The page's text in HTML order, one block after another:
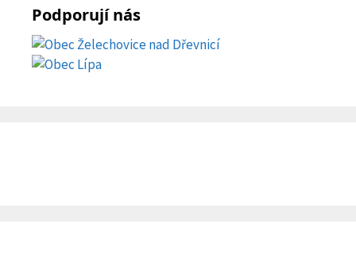
Podporují nás